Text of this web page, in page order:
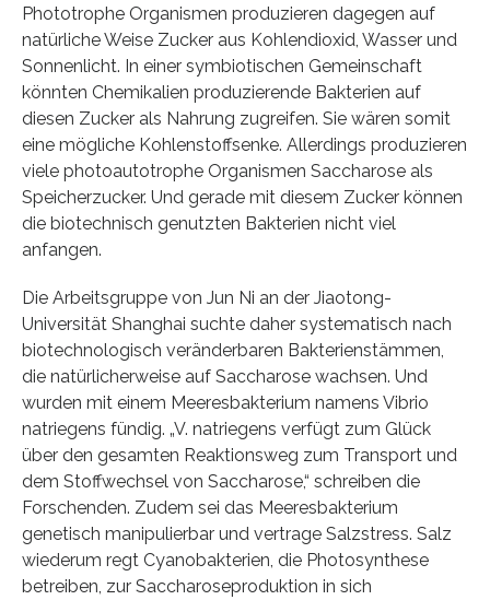
Phototrophe Organismen produzieren dagegen auf
natürliche Weise Zucker aus Kohlendioxid, Wasser und
Sonnenlicht. In einer symbiotischen Gemeinschaft
könnten Chemikalien produzierende Bakterien auf
diesen Zucker als Nahrung zugreifen. Sie wären somit
eine mögliche Kohlenstoffsenke. Allerdings produzieren
viele photoautotrophe Organismen Saccharose als
Speicherzucker. Und gerade mit diesem Zucker können
die biotechnisch genutzten Bakterien nicht viel
anfangen.
Die Arbeitsgruppe von Jun Ni an der Jiaotong-
Universität Shanghai suchte daher systematisch nach
biotechnologisch veränderbaren Bakterienstämmen,
die natürlicherweise auf Saccharose wachsen. Und
wurden mit einem Meeresbakterium namens Vibrio
natriegens fündig. „V. natriegens verfügt zum Glück
über den gesamten Reaktionsweg zum Transport und
dem Stoffwechsel von Saccharose,“ schreiben die
Forschenden. Zudem sei das Meeresbakterium
genetisch manipulierbar und vertrage Salzstress. Salz
wiederum regt Cyanobakterien, die Photosynthese
betreiben, zur Saccharoseproduktion in sich